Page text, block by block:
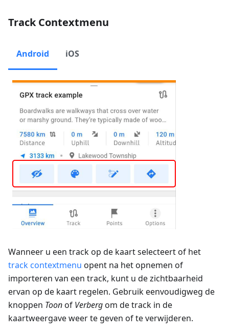
Track Contextmenu
Android iOS
Wanneer u een track op de kaart selecteert of het
track contextmenu opent na het opnemen of
importeren van een track, kunt u de zichtbaarheid
ervan op de kaart regelen. Gebruik eenvoudigweg de
knoppen Toonof Verbergom de track in de
kaartweergave weer te geven of te verwijderen.